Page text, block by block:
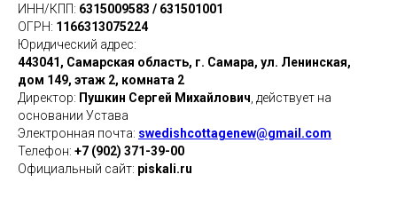
ИНН/КПП: 6315009583 / 631501001
ОГРН: 1166313075224
Юридический адрес:
443041, Самарская область, г. Самара, ул. Ленинская,
дом 149, этаж 2, комната 2
Директор: Пушкин Сергей Михайлович , действует на
основании Устава
Электронная почта: swedishcottagenew@gmail.com
Телефон: +7 (902) 371-39-00
Официальный сайт: piskali.ru